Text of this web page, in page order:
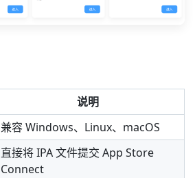
说明
兼容 Windows、Linux、macOS
直接将 IPA 文件提交 App Store
Connect